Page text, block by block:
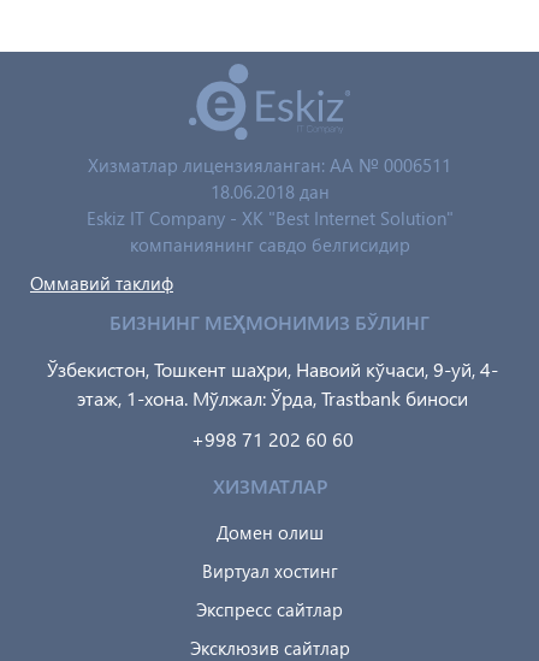
Хизматлар лицензияланган: AA № 0006511
18.06.2018 дан
Eskiz IT Company - XK "Best Internet Solution"
компаниянинг савдо белгисидир
Оммавий таклиф
БИЗНИНГ МЕҲМОНИМИЗ БЎЛИНГ
Ўзбекистон, Тошкент шаҳри, Навоий кўчаси, 9-уй, 4-
этаж, 1-хона. Мўлжал: Ўрда, Trastbank биноси
+998 71 202 60 60
ХИЗМАТЛАР
Домен олиш
Виртуал хостинг
Экспресс сайтлар
Эксклюзив сайтлар